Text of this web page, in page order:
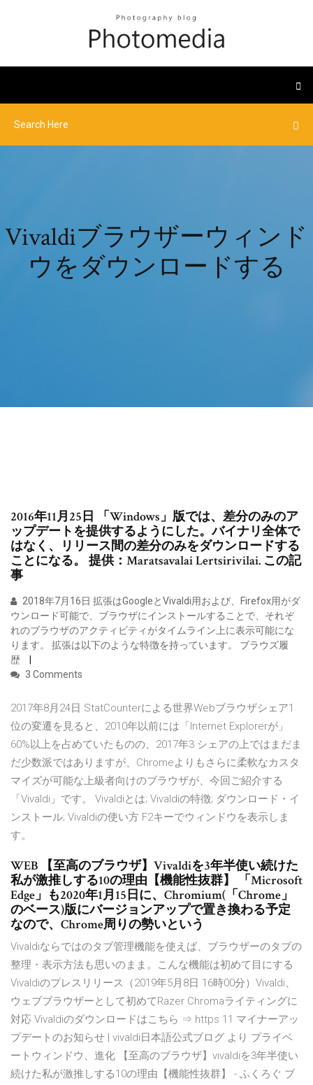
Vivaldiブラウザーウィンド
ウをダウンロードする
2016年11月25日 「Windows」版では、差分のみのア
ップデートを提供するようにした。バイナリ全体で
はなく、リリース間の差分のみをダウンロードする
ことになる。 提供：Maratsavalai Lertsirivilai. この記
事
2018年7月16日 拡張はGoogleとVivaldi用および、Firefox用がダ
ウンロード可能で、ブラウザにインストールすることで、それぞ
れのブラウザのアクティビティがタイムライン上に表示可能にな
ります。 拡張は以下のような特徴を持っています。 ブラウズ履
歴
3 Comments
2017年8月24日 StatCounterによる世界Webブラウザシェア1
位の変遷を見ると、2010年以前には「Internet Explorerが」
60%以上を占めていたものの、2017年3 シェアの上ではまだま
だ少数派ではありますが、Chromeよりもさらに柔軟なカスタ
マイズが可能な上級者向けのブラウザが、今回ご紹介する
「Vivaldi」です。 Vivaldiとは; Vivaldiの特徴; ダウンロード・イ
ンストール; Vivaldiの使い方 F2キーでウィンドウを表示しま
す。
WEB 【至高のブラウザ】Vivaldiを3年半使い続けた
私が激推しする10の理由【機能性抜群】 「Microsoft
Edge」も2020年1月15日に、Chromium(「Chrome」
のベース)版にバージョンアップで置き換わる予定
なので、Chrome周りの勢いという
Vivaldiならではのタブ管理機能を使えば、ブラウザーのタブの
整理・表示方法も思いのまま。こんな機能は初めて目にする
Vivaldiのプレスリリース（2019年5月8日 16時00分）Vivaldi、
ウェブブラウザーとして初めてRazer Chromaライティングに
対応 Vivaldiのダウンロードはこちら ⇒ https 11 マイナーアッ
プデートのお知らせ | vivaldi日本語公式ブログ より プライベ
ートウィンドウ、進化 【至高のブラウザ】vivaldiを3年半使い
続けた私が激推しする10の理由【機能性抜群】 - ふくろぐ ブ